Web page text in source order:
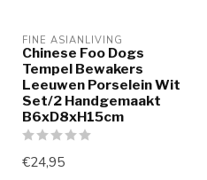
FINE ASIANLIVING
Chinese Foo Dogs
Tempel Bewakers
Leeuwen Porselein Wit
Set/2 Handgemaakt
B6xD8xH15cm
€24,95